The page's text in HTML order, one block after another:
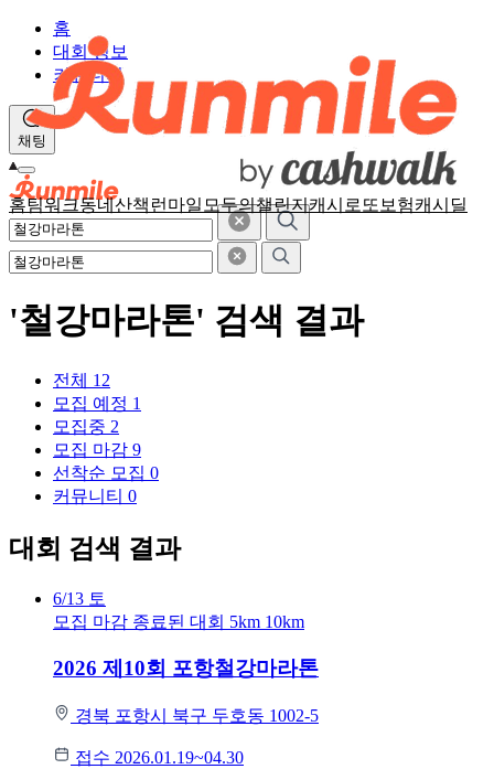
홈팀워크동네산책 런마일 모두의챌린지캐시로또 보험캐시딜
홈
대회 정보
커뮤니티
채팅
'철강마라톤' 검색 결과
전체 12
모집 예정 1
모집중 2
모집 마감 9
선착순 모집 0
커뮤니티 0
대회 검색 결과
6/13 토
모집 마감 종료된 대회 5km 10km
2026 제10회 포항철강마라톤
경북 포항시 북구 두호동 1002-5
접수 2026.01.19~04.30